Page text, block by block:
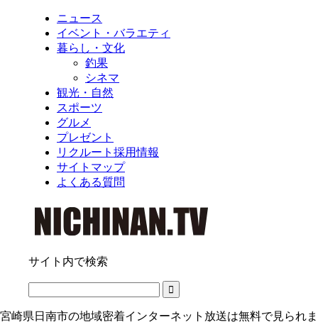
ニュース
イベント・バラエティ
暮らし・文化
釣果
シネマ
観光・自然
スポーツ
グルメ
プレゼント
リクルート採用情報
サイトマップ
よくある質問
サイト内で検索
宮崎県日南市の地域密着インターネット放送は無料で見られ